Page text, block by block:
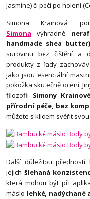
Jasmine) či péči po holení
Simona Krainová
Simona výhradně
handmade shea butter)
surovinu bez čištění a
produkty z řady
jako jsou esenciální
pokožka skutečně ocení.
filozofii Simony Krainové
přírodní péče, bez
můžete s klidem svěřit
Další důležitou předností
jejichšlehaná
která mohou být při
máslo lehké, nadýchané